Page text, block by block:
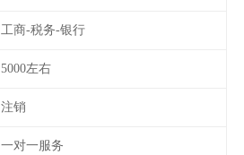
工商-税务-银行
5000左右
注销
一对一服务